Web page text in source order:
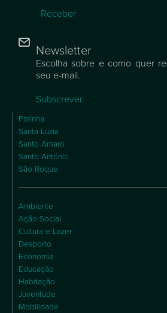
Receber
Newsletter
Escolha sobre e como quer
seu e-mail.
Subscrever
Praínha
Santa Luzia
Santo Amaro
Santo António
São Roque
Ambiente
Ação Social
Cultura e Lazer
Desporto
Economia
Educação
Habitação
Juventude
Mobilidade